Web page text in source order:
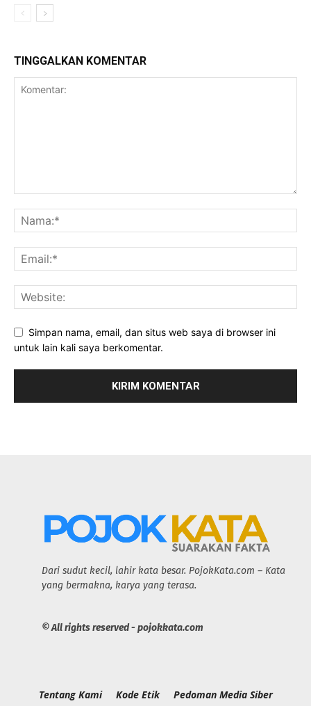
TINGGALKAN KOMENTAR
Simpan nama, email, dan situs web saya di browser ini
untuk lain kali saya berkomentar.
Dari sudut kecil, lahir kata besar. PojokKata.com – Kata
yang bermakna, karya yang terasa.
© All rights reserved - pojokkata.com
Tentang Kami Kode Etik Pedoman Media Siber